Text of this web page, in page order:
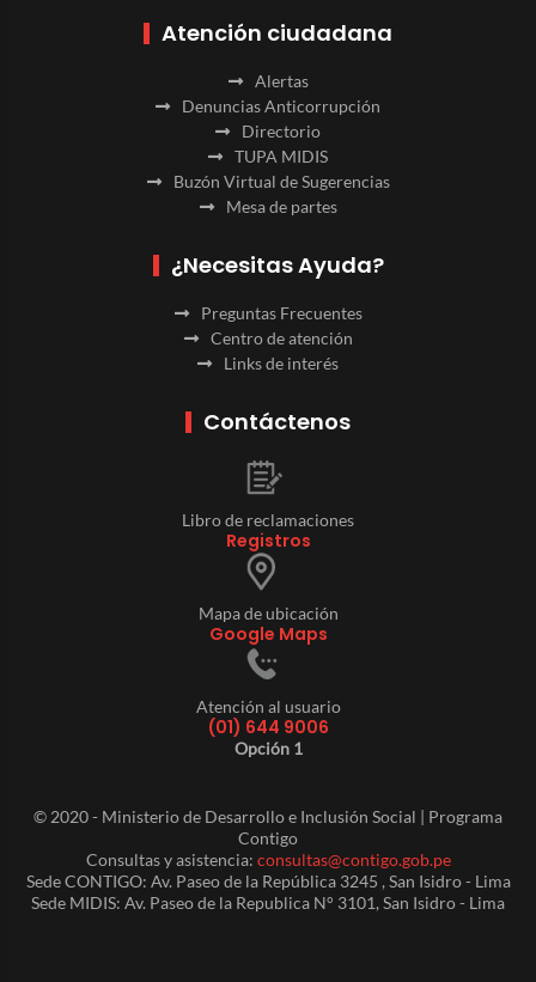
Atención ciudadana
Alertas
Denuncias Anticorrupción
Directorio
TUPA MIDIS
Buzón Virtual de Sugerencias
Mesa de partes
¿Necesitas Ayuda?
Preguntas Frecuentes
Centro de atención
Links de interés
Contáctenos
Libro de reclamaciones
Registros
Mapa de ubicación
Google Maps
Atención al usuario
(01) 644 9006
Opción 1
© 2020 - Ministerio de Desarrollo e Inclusión Social | Programa
Contigo
Consultas y asistencia: consultas@contigo.gob.pe
Sede CONTIGO: Av. Paseo de la República 3245 , San Isidro - Lima
Sede MIDIS: Av. Paseo de la Republica N° 3101, San Isidro - Lima